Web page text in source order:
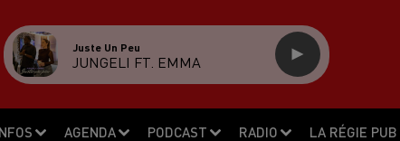
AGENDA PODCAST RADIO LA RÉGIE PUB
Juste Un Peu
JUNGELI FT. EMMA